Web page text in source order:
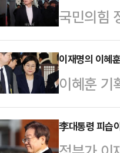
국민의힘
메시지를
다. 장 대
의 뜻을
의 단식이
한다는 목
이재명의 이혜
이혜훈 기
회에 제출
감안하면,
李대통령 피습